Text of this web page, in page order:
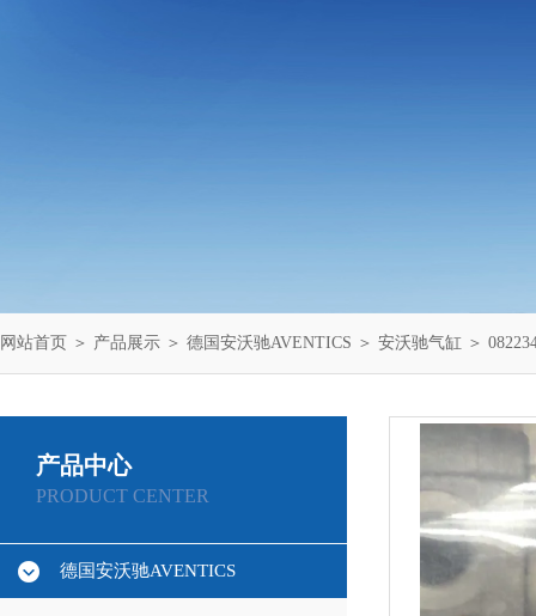
网站首页 ＞ 产品展示 ＞ 德国安沃驰AVENTICS ＞ 安沃驰气缸 ＞
产品中心
PRODUCT CENTER
德国安沃驰AVENTICS